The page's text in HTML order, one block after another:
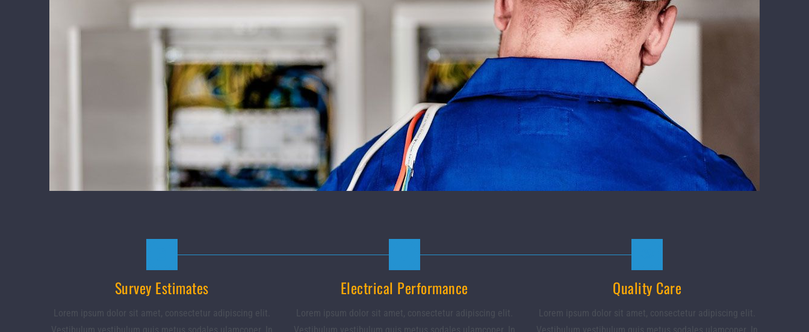
Survey Estimates
Lorem ipsum dolor sit amet, consectetur adipiscing elit.
Electrical Performance
Lorem ipsum dolor sit amet, consectetur adipiscing elit.
Quality Care
Lorem ipsum dolor sit amet, consectetur adipiscing elit.